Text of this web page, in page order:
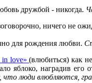
дружбой - никогда.
ничего не
для рождения любви.
in love»(влюбиться) как
наградив его
что люди влюбляются,